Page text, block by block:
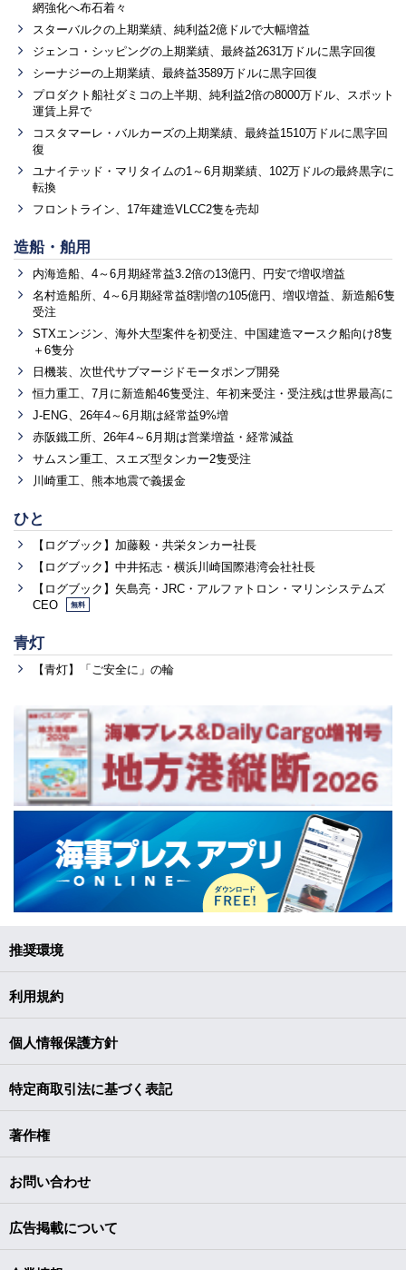
網強化へ布石着々
スターバルクの上期業績、純利益2億ドルで大幅増益
ジェンコ・シッピングの上期業績、最終益2631万ドルに黒字回復
シーナジーの上期業績、最終益3589万ドルに黒字回復
プロダクト船社ダミコの上半期、純利益2倍の8000万ドル、スポット
運賃上昇で
コスタマーレ・バルカーズの上期業績、最終益1510万ドルに黒字回
復
ユナイテッド・マリタイムの1～6月期業績、102万ドルの最終黒字に
転換
フロントライン、17年建造VLCC2隻を売却
造船・舶用
内海造船、4～6月期経常益3.2倍の13億円、円安で増収増益
名村造船所、4～6月期経常益8割増の105億円、増収増益、新造船6隻
受注
STXエンジン、海外大型案件を初受注、中国建造マースク船向け8隻
＋6隻分
日機装、次世代サブマージドモータポンプ開発
恒力重工、7月に新造船46隻受注、年初来受注・受注残は世界最高に
J-ENG、26年4～6月期は経常益9%増
赤阪鐵工所、26年4～6月期は営業増益・経常減益
サムスン重工、スエズ型タンカー2隻受注
川崎重工、熊本地震で義援金
ひと
【ログブック】加藤毅・共栄タンカー社長
【ログブック】中井拓志・横浜川崎国際港湾会社社長
【ログブック】矢島亮・JRC・アルファトロン・マリンシステムズ
CEO
無料
青灯
【青灯】「ご安全に」の輪
推奨環境
利用規約
個人情報保護方針
特定商取引法に基づく表記
著作権
お問い合わせ
広告掲載について